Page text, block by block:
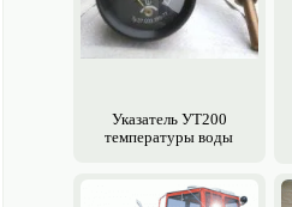
Указатель УТ200
температуры воды